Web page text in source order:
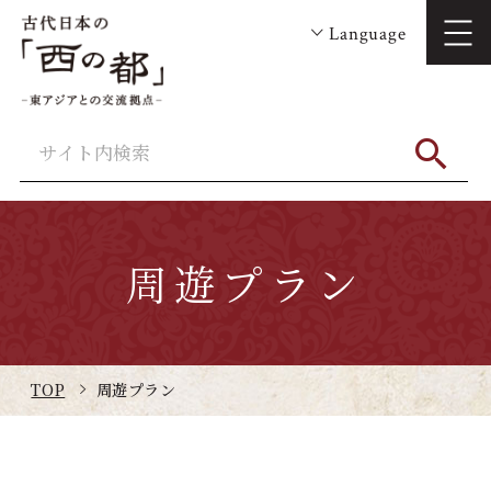
Language
周遊プラン
TOP 周遊プラン